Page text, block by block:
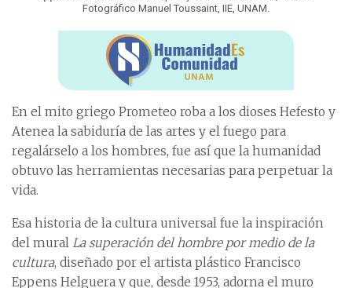
Fotográfico Manuel Toussaint, IIE, UNAM.
En el mito griego Prometeo roba a los dioses Hefesto y
Atenea la sabiduría de las artes y el fuego para
regalárselo a los hombres, fue así que la humanidad
obtuvo las herramientas necesarias para perpetuar la
vida.
Esa historia de la cultura universal fue la inspiración
del mural La superación del hombre por medio de la
cultura, diseñado por el artista plástico Francisco
Eppens Helguera y que, desde 1953, adorna el muro